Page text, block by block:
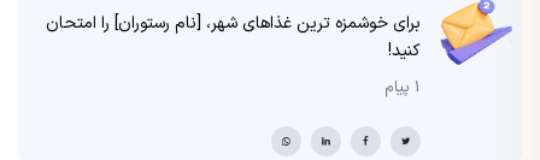
برای خوشمزه ترین غذاهای شهر، [نام رستوران] را امتحان
کنید!
1 پیام